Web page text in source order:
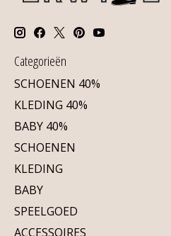
Categorieën
SCHOENEN 40%
KLEDING 40%
BABY 40%
SCHOENEN
KLEDING
BABY
SPEELGOED
ACCESSOIRES